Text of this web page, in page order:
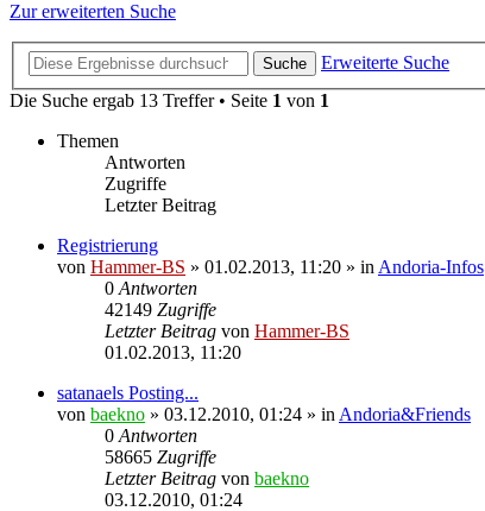
Zur erweiterten Suche
Suche
Erweiterte Suche
Die Suche ergab 13 Treffer • Seite 1 von 1
Themen
Antworten
Zugriffe
Letzter Beitrag
Registrierung
von Hammer-BS » 01.02.2013, 11:20 » in Andoria-Infos
0 Antworten
42149 Zugriffe
Letzter Beitrag von Hammer-BS
01.02.2013, 11:20
satanaels Posting...
von baekno » 03.12.2010, 01:24 » in Andoria&Friends
0 Antworten
58665 Zugriffe
Letzter Beitrag von baekno
03.12.2010, 01:24